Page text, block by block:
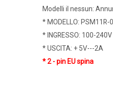
Modelli il nessun:
* MODELLO: PSM11R-
* INGRESSO: 100-
* USCITA: + 5V---2A
* 2 - pin EU spina